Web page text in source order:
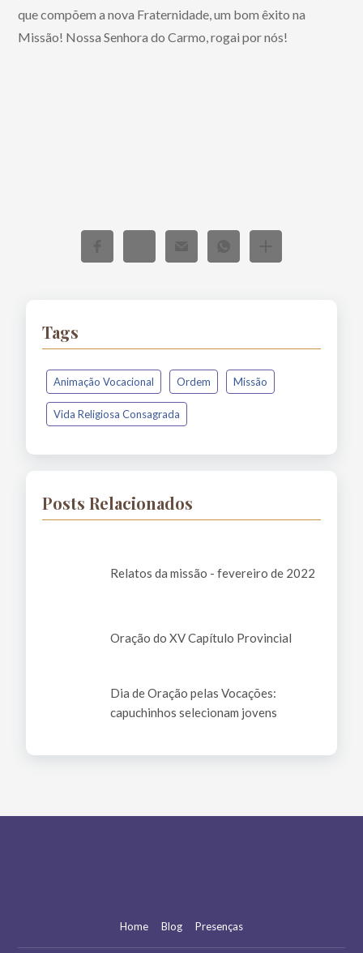
que compõem a nova Fraternidade, um bom êxito na
Missão! Nossa Senhora do Carmo, rogai por nós!
Tags
Animação Vocacional Ordem Missão
Vida Religiosa Consagrada
Posts Relacionados
Relatos da missão - fevereiro de 2022
Oração do XV Capítulo Provincial
Dia de Oração pelas Vocações:
capuchinhos selecionam jovens
Home Blog Presenças